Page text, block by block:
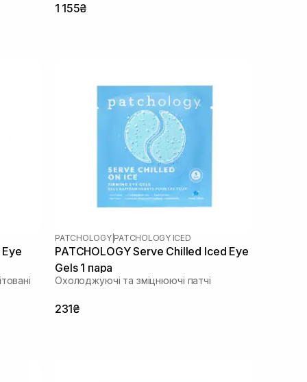
1 155₴
PATCHOLOGY| PATCHOLOGY ICED
PATCHOLOGY Serve Chilled Iced Eye
Gels 1 пара
Охолоджуючі та зміцнюючі патчі
231₴